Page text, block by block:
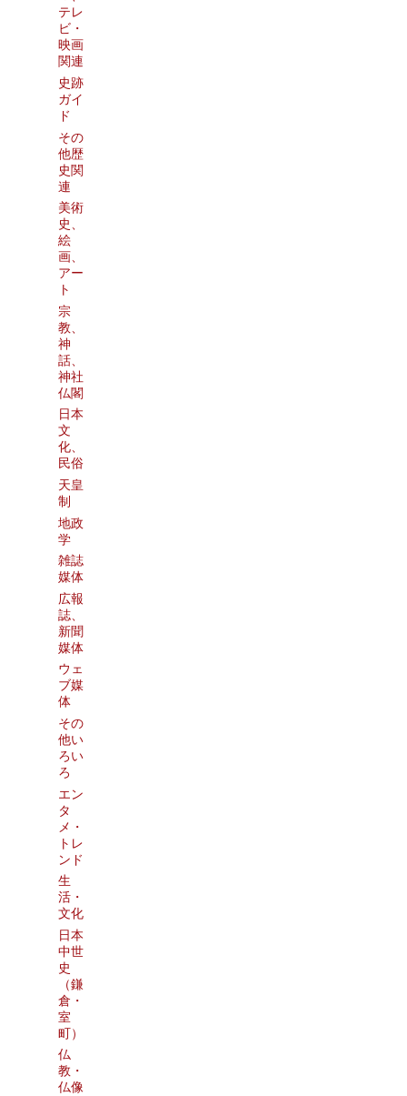
テレ
ビ・
映画
関連
史跡
ガイ
ド
その
他歴
史関
連
美術
史、
絵
画、
アー
ト
宗
教、
神
話、
神社
仏閣
日本
文
化、
民俗
天皇
制
地政
学
雑誌
媒体
広報
誌、
新聞
媒体
ウェ
ブ媒
体
その
他い
ろい
ろ
エン
タ
メ・
トレ
ンド
生
活・
文化
日本
中世
史
（鎌
倉・
室
町）
仏
教・
仏像